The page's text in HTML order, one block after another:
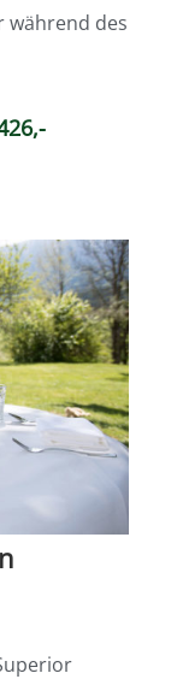
während des